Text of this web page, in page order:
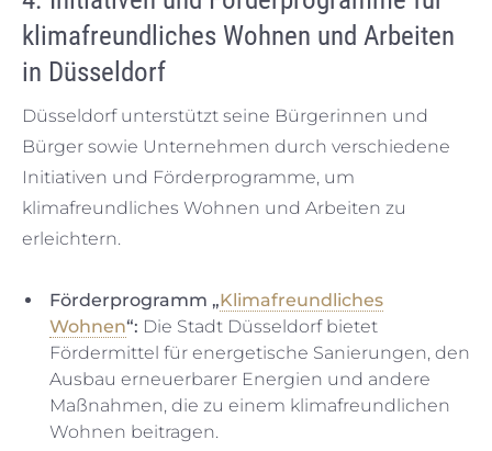
klimafreundliches Wohnen und Arbeiten
in Düsseldorf
Düsseldorf unterstützt seine Bürgerinnen und
Bürger sowie Unternehmen durch verschiedene
Initiativen und Förderprogramme, um
klimafreundliches Wohnen und Arbeiten zu
erleichtern.
Förderprogramm „Klimafreundliches
Wohnen“: Die Stadt Düsseldorf bietet
Fördermittel für energetische Sanierungen, den
Ausbau erneuerbarer Energien und andere
Maßnahmen, die zu einem klimafreundlichen
Wohnen beitragen.